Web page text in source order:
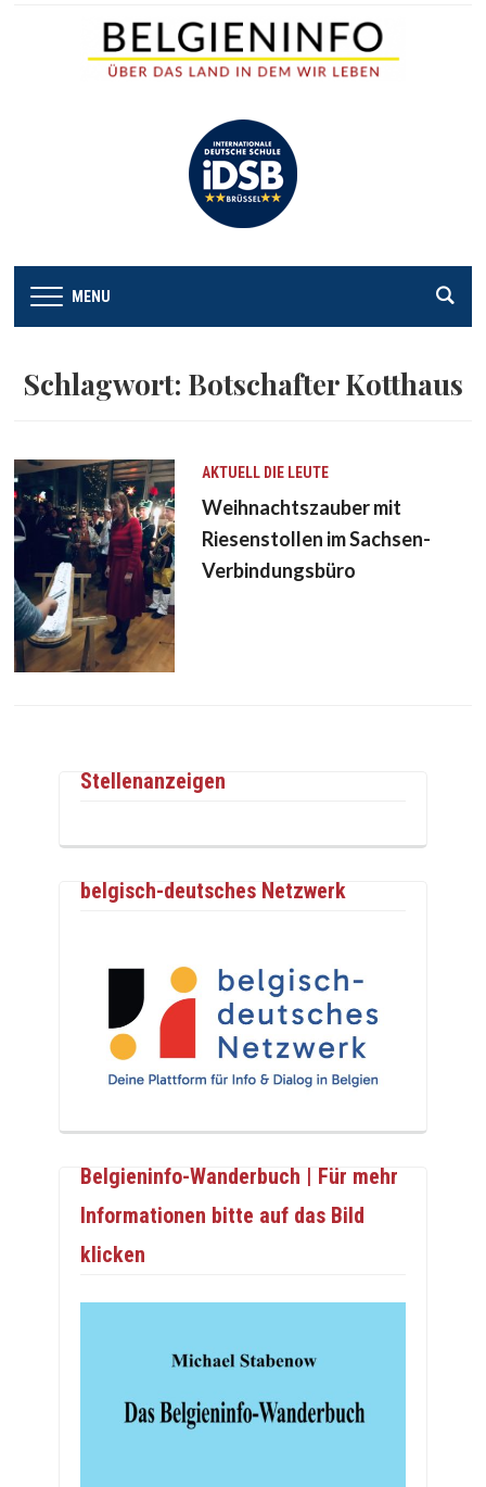
MENU
Schlagwort: Botschafter Kotthaus
AKTUELL DIE LEUTE
Weihnachtszauber mit
Riesenstollen im Sachsen-
Verbindungsbüro
Stellenanzeigen
belgisch-deutsches Netzwerk
Belgieninfo-Wanderbuch | Für mehr
Informationen bitte auf das Bild
klicken